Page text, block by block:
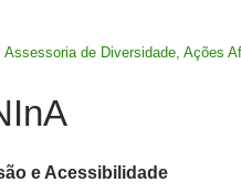
Assessoria de Diversidade, Ações
e Acessibilidade